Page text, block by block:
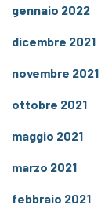
gennaio 2022
dicembre 2021
novembre 2021
ottobre 2021
maggio 2021
marzo 2021
febbraio 2021